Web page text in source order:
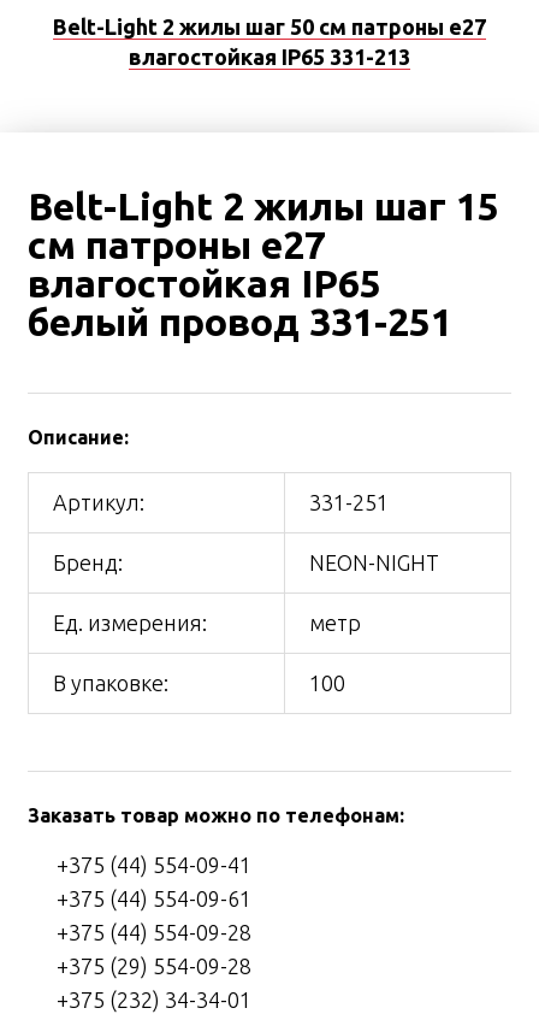
Belt-Light 2 жилы шаг 50 см патроны e27
влагостойкая IP65 331-213
Belt-Light 2 жилы шаг 15
см патроны e27
влагостойкая IP65
белый провод 331-251
Описание:
Артикул: 331-251
Бренд: NEON-NIGHT
Ед. измерения: метр
В упаковке: 100
Заказать товар можно по телефонам:
+375 (44) 554-09-41
+375 (44) 554-09-61
+375 (44) 554-09-28
+375 (29) 554-09-28
+375 (232) 34-34-01